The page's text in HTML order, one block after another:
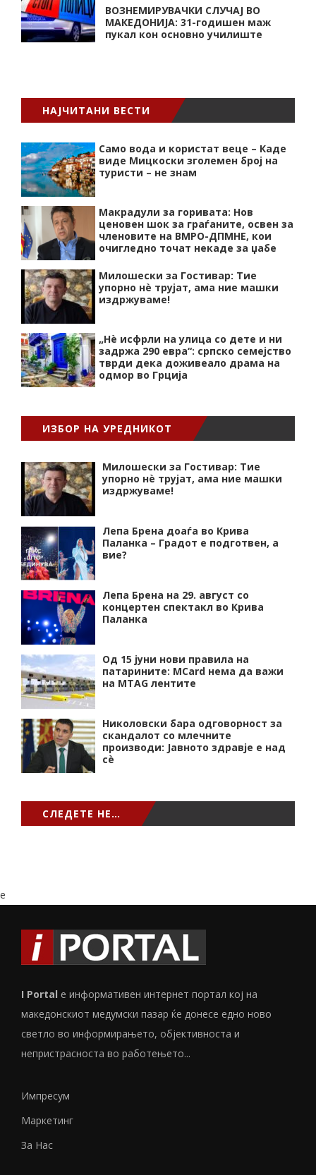
ВОЗНЕМИРУВАЧКИ СЛУЧАЈ ВО
МАКЕДОНИЈА: 31-годишен маж
пукал кон основнo училиште
НАЈЧИТАНИ ВЕСТИ
Само вода и користат веце – Каде
виде Мицкоски зголемен број на
туристи – не знам
Макрадули за горивата: Нов
ценовен шок за граѓаните, освен за
членовите на ВМРО-ДПМНЕ, кои
очигледно точат некаде за џабе
Милошески за Гостивар: Тие
упорно нѐ трујат, ама ние машки
издржуваме!
„Нѐ исфрли на улица со дете и ни
задржа 290 евра“: српско семејство
тврди дека доживеало драма на
одмор во Грција
ИЗБОР НА УРЕДНИКОТ
Милошески за Гостивар: Тие
упорно нѐ трујат, ама ние машки
издржуваме!
Лепа Брена доаѓа во Крива
Паланка – Градот е подготвен, а
вие?
Лепа Брена на 29. август со
концертен спектакл во Крива
Паланка
Од 15 јуни нови правила на
патарините: MCard нема да важи
на MTAG лентите
Николовски бара одговорност за
скандалот со млечните
производи: Јавното здравје е над
сѐ
СЛЕДЕТЕ НЕ…
e
I Portal е информативен интернет портал кој на
македонскиот медумски пазар ќе донесе едно ново
светло во информирањето, објективноста и
непристрасноста во работењето...
Импресум
Маркетинг
За Нас